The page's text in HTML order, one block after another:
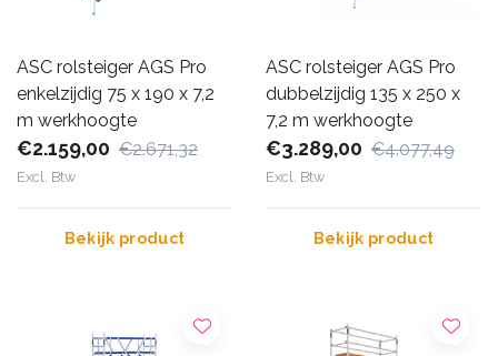
ASC rolsteiger AGS Pro
enkelzijdig 75 x 190 x 7,2
m werkhoogte
€2.159,00 €2.671,32
Excl. Btw
Bekijk product
ASC rolsteiger AGS Pro
dubbelzijdig 135 x 250 x
7,2 m werkhoogte
€3.289,00 €4.077,49
Excl. Btw
Bekijk product